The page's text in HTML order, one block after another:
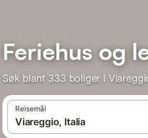
Feriehus og
Søk blant 333 boliger i
Reisemål